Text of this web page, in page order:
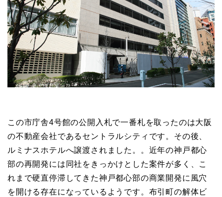
この市庁舎4号館の公開入札で一番札を取ったのは大阪
の不動産会社であるセントラルシティです。その後、
ルミナスホテルへ譲渡されました。。近年の神戸都心
部の再開発には同社をきっかけとした案件が多く、こ
れまで硬直停滞してきた神戸都心部の商業開発に風穴
を開ける存在になっているようです。布引町の解体ビ